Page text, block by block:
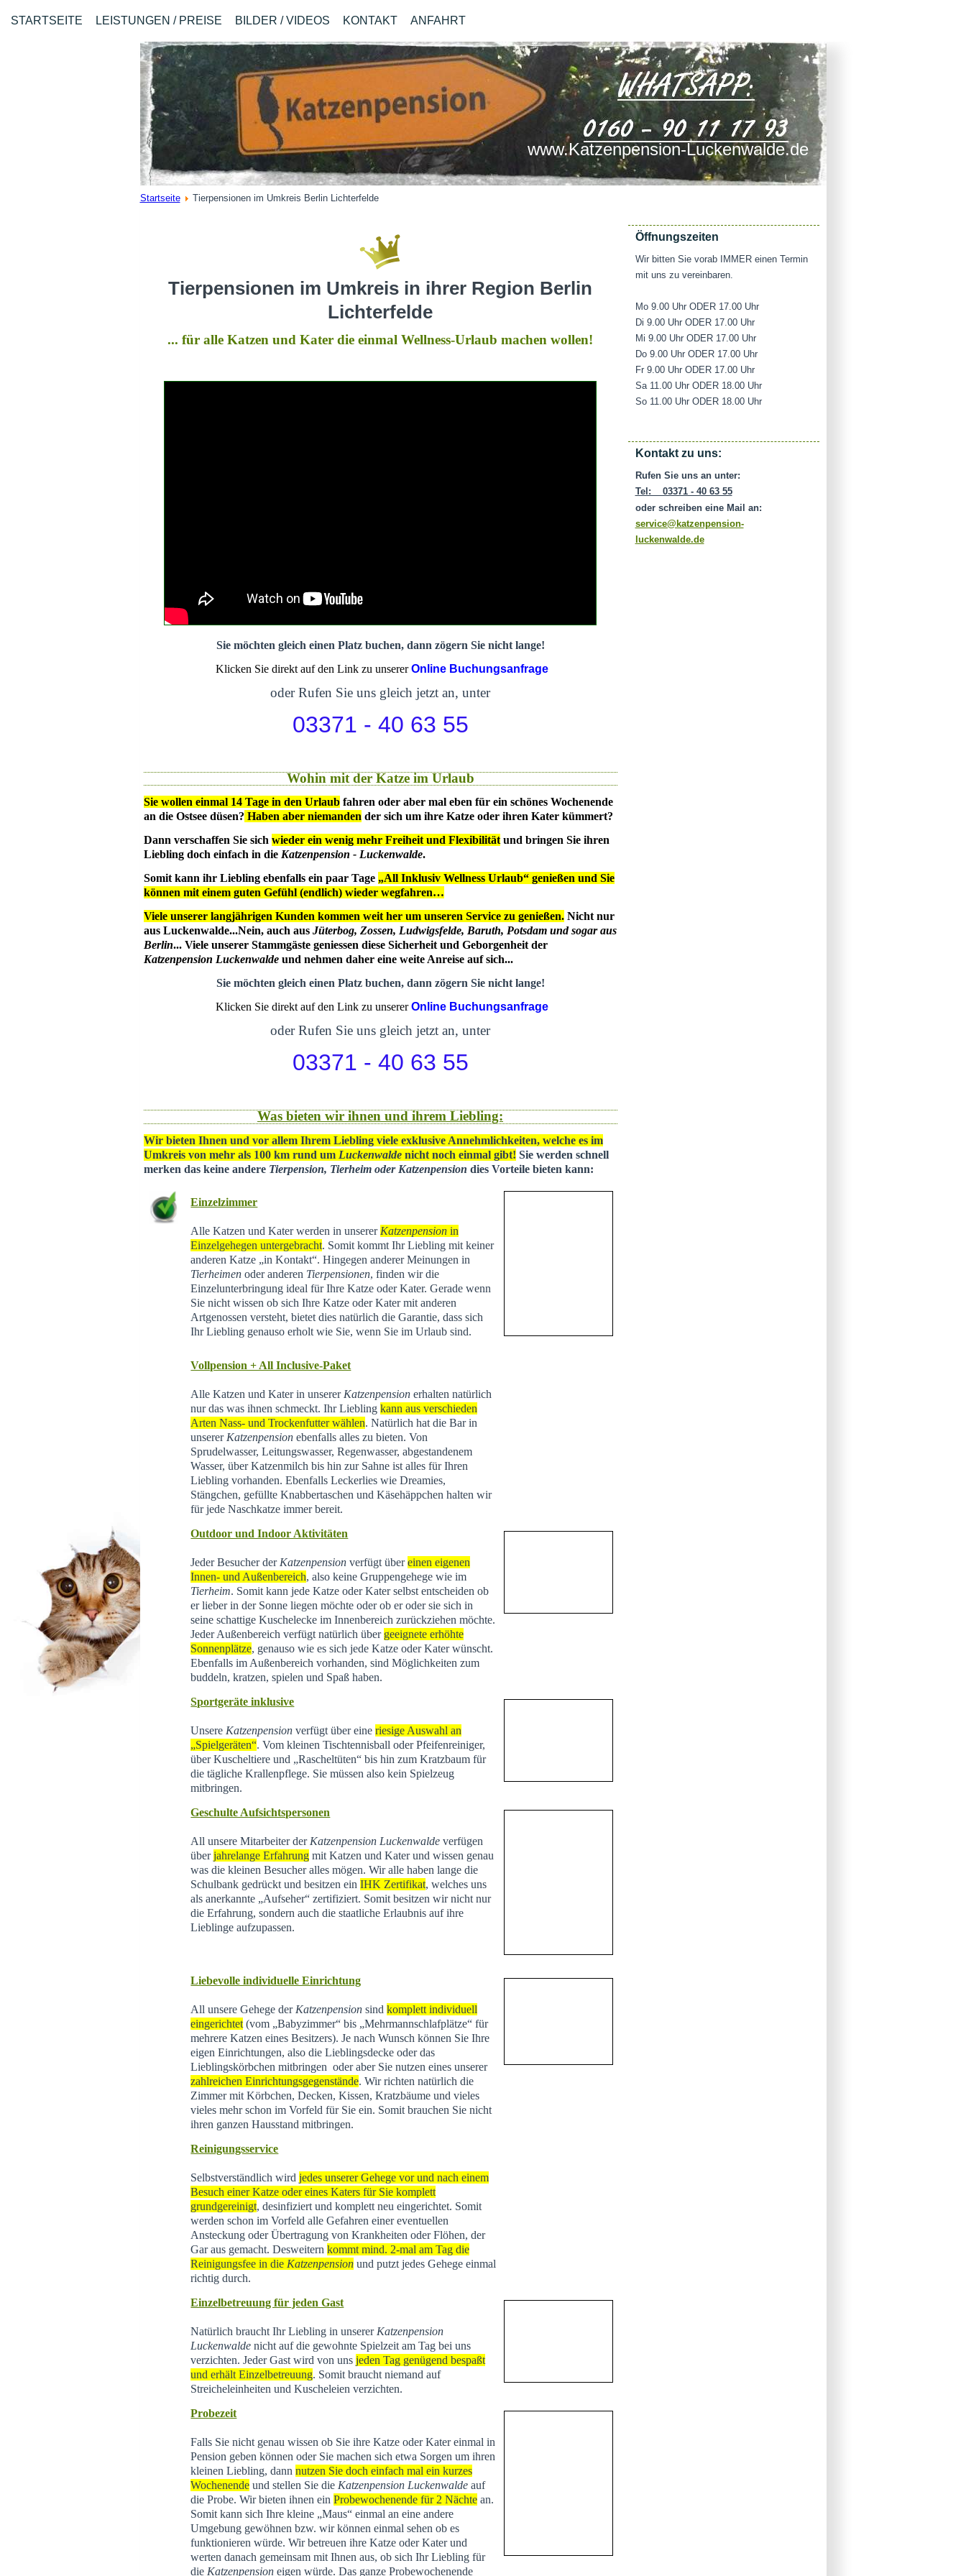
STARTSEITE LEISTUNGEN / PREISE BILDER / VIDEOS KONTAKT ANFAHRT
www.Katzenpension-Luckenwalde.de
Startseite Tierpensionen im Umkreis Berlin Lichterfelde
Tierpensionen im Umkreis in ihrer Region Berlin
Lichterfelde
... für alle Katzen und Kater die einmal Wellness-Urlaub machen wollen!
Sie möchten gleich einen Platz buchen, dann zögern Sie nicht lange!
Klicken Sie direkt auf den Link zu unsererOnline Buchungsanfrage
oder Rufen Sie uns gleich jetzt an, unter
03371 - 40 63 55
Wohin mit der Katze im Urlaub
Sie wollen einmal 14 Tage in den Urlaubfahren oder aber mal eben für ein schönes Wochenende
an die Ostsee düsen? Haben aber niemanden der sich um ihre Katze oder ihren Kater kümmert?
Dann verschaffen Sie sich wieder ein wenig mehr Freiheit und Flexibilitätund bringen Sie ihren
Liebling doch einfach in die Katzenpension - Luckenwalde.
Somit kann ihr Liebling ebenfalls ein paar Tage „All Inklusiv Wellness Urlaub“ genießen und Sie
können mit einem guten Gefühl (endlich) wieder wegfahren…
Viele unserer langjährigen Kunden kommen weit her um unseren Service zu genießen.Nicht nur
aus Luckenwalde...Nein, auch aus Jüterbog, Zossen, Ludwigsfelde, Baruth, Potsdam und sogar aus
Berlin... Viele unserer Stammgäste geniessen diese Sicherheit und Geborgenheit der
Katzenpension Luckenwaldeund nehmen daher eine weite Anreise auf sich...
Sie möchten gleich einen Platz buchen, dann zögern Sie nicht lange!
Klicken Sie direkt auf den Link zu unsererOnline Buchungsanfrage
oder Rufen Sie uns gleich jetzt an, unter
03371 - 40 63 55
Was bieten wir ihnen und ihrem Liebling:
Wir bieten Ihnen und vor allem Ihrem Liebling viele exklusive Annehmlichkeiten, welche es im
Umkreis von mehr als 100 km rund um Luckenwaldenicht noch einmal gibt! Sie werden schnell
merken das keine andere Tierpension, Tierheim oder Katzenpension dies Vorteile bieten kann:
Einzelzimmer
Alle Katzen und Kater werden in unserer Katzenpension in
Einzelgehegen untergebracht. Somit kommt Ihr Liebling mit keiner
anderen Katze „in Kontakt“. Hingegen anderer Meinungen in
Tierheimen oder anderen Tierpensionen, finden wir die
Einzelunterbringung ideal für Ihre Katze oder Kater. Gerade wenn
Sie nicht wissen ob sich Ihre Katze oder Kater mit anderen
Artgenossen versteht, bietet dies natürlich die Garantie, dass sich
Ihr Liebling genauso erholt wie Sie, wenn Sie im Urlaub sind.
Vollpension + All Inclusive-Paket
Alle Katzen und Kater in unserer Katzenpension erhalten natürlich
nur das was ihnen schmeckt. Ihr Lieblingkann aus verschieden
Arten Nass- und Trockenfutter wählen. Natürlich hat die Bar in
unserer Katzenpension ebenfalls alles zu bieten. Von
Sprudelwasser, Leitungswasser, Regenwasser, abgestandenem
Wasser, über Katzenmilch bis hin zur Sahne ist alles für Ihren
Liebling vorhanden. Ebenfalls Leckerlies wie Dreamies,
Stängchen, gefüllte Knabbertaschen und Käsehäppchen halten wir
für jede Naschkatze immer bereit.
Outdoor und Indoor Aktivitäten
Jeder Besucher der Katzenpension verfügt übereinen eigenen
Innen- und Außenbereich, also keine Gruppengehege wie im
Tierheim. Somit kann jede Katze oder Kater selbst entscheiden ob
er lieber in der Sonne liegen möchte oder ob er oder sie sich in
seine schattige Kuschelecke im Innenbereich zurückziehen möchte.
Jeder Außenbereich verfügt natürlich über geeignete erhöhte
Sonnenplätze, genauso wie es sich jede Katze oder Kater wünscht.
Ebenfalls im Außenbereich vorhanden, sind Möglichkeiten zum
buddeln, kratzen, spielen und Spaß haben.
Sportgeräte inklusive
Unsere Katzenpension verfügt über eineriesige Auswahl an
„Spielgeräten“. Vom kleinen Tischtennisball oder Pfeifenreiniger,
über Kuscheltiere und „Rascheltüten“ bis hin zum Kratzbaum für
die tägliche Krallenpflege. Sie müssen also kein Spielzeug
mitbringen.
Geschulte Aufsichtspersonen
All unsere Mitarbeiter der Katzenpension Luckenwalde verfügen
überjahrelange Erfahrung mit Katzen und Kater und wissen genau
was die kleinen Besucher alles mögen. Wir alle haben lange die
Schulbank gedrückt und besitzen einIHK Zertifikat, welches uns
als anerkannte „Aufseher“ zertifiziert. Somit besitzen wir nicht nur
die Erfahrung, sondern auch die staatliche Erlaubnis auf ihre
Lieblinge aufzupassen.
Liebevolle individuelle Einrichtung
All unsere Gehege der Katzenpension sindkomplett individuell
eingerichtet (vom „Babyzimmer“ bis „Mehrmannschlafplätze“ für
mehrere Katzen eines Besitzers). Je nach Wunsch können Sie Ihre
eigen Einrichtungen, also die Lieblingsdecke oder das
Lieblingskörbchen mitbringen oder aber Sie nutzen eines unserer
zahlreichen Einrichtungsgegenstände. Wir richten natürlich die
Zimmer mit Körbchen, Decken, Kissen, Kratzbäume und vieles
vieles mehr schon im Vorfeld für Sie ein. Somit brauchen Sie nicht
ihren ganzen Hausstand mitbringen.
Reinigungsservice
Selbstverständlich wirdjedes unserer Gehege vor und nach einem
Besuch einer Katze oder eines Katers für Sie komplett
grundgereinigt, desinfiziert und komplett neu eingerichtet. Somit
werden schon im Vorfeld alle Gefahren einer eventuellen
Ansteckung oder Übertragung von Krankheiten oder Flöhen, der
Gar aus gemacht. Desweiternkommt mind. 2-mal am Tag die
Reinigungsfee in die Katzenpension und putzt jedes Gehege einmal
richtig durch.
Einzelbetreuung für jeden Gast
Natürlich braucht Ihr Liebling in unserer Katzenpension
Luckenwalde nicht auf die gewohnte Spielzeit am Tag bei uns
verzichten. Jeder Gast wird von unsjeden Tag genügend bespaßt
und erhält Einzelbetreuung. Somit braucht niemand auf
Streicheleinheiten und Kuscheleien verzichten.
Probezeit
Falls Sie nicht genau wissen ob Sie ihre Katze oder Kater einmal in
Pension geben können oder Sie machen sich etwa Sorgen um ihren
kleinen Liebling, dannnutzen Sie doch einfach mal ein kurzes
Wochenende und stellen Sie die Katzenpension Luckenwalde auf
die Probe. Wir bieten ihnen einProbewochenende für 2 Nächte an.
Somit kann sich Ihre kleine „Maus“ einmal an eine andere
Umgebung gewöhnen bzw. wir können einmal sehen ob es
funktionieren würde. Wir betreuen ihre Katze oder Kater und
werten danach gemeinsam mit Ihnen aus, ob sich Ihr Liebling für
die Katzenpension eigen würde. Das ganze Probewochenende
Öffnungszeiten
Wir bitten Sie vorab IMMER einen Termin
mit uns zu vereinbaren.
Mo 9.00 Uhr ODER 17.00 Uhr
Di 9.00 Uhr ODER 17.00 Uhr
Mi 9.00 Uhr ODER 17.00 Uhr
Do 9.00 Uhr ODER 17.00 Uhr
Fr 9.00 Uhr ODER 17.00 Uhr
Sa 11.00 Uhr ODER 18.00 Uhr
So 11.00 Uhr ODER 18.00 Uhr
Kontakt zu uns:
Rufen Sie uns an unter:
Tel: 03371 - 40 63 55
oder schreiben eine Mail an:
service@katzenpension-
luckenwalde.de